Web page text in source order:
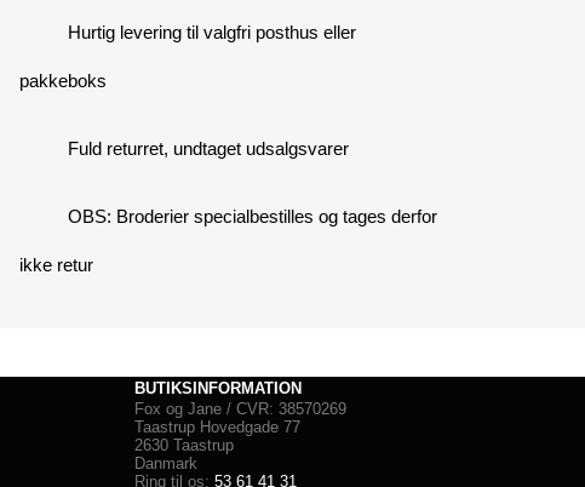
Hurtig levering til valgfri posthus eller
pakkeboks
Fuld returret, undtaget udsalgsvarer
OBS: Broderier specialbestilles og tages derfor
ikke retur
BUTIKSINFORMATION
Fox og Jane / CVR: 38570269
Taastrup Hovedgade 77
2630 Taastrup
Danmark
Ring til os: 53 61 41 31